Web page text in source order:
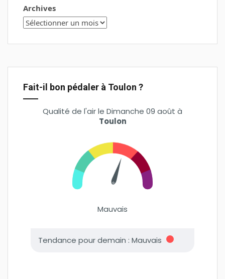
Archives
Fait-il bon pédaler à Toulon ?